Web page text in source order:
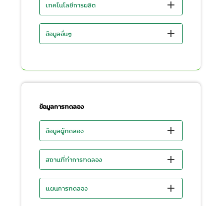
เทคโนโลยีการผลิต
ข้อมูลอื่นๆ
ข้อมูลการทดลอง
ข้อมูลผู้ทดลอง
สถานที่ทำการทดลอง
แผนการทดลอง